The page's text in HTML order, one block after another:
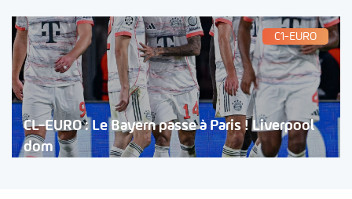
C1-EURO
CL-EURO : Le Bayern passe à Paris ! Liverpool
dom